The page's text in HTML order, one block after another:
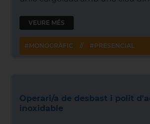
VEURE MÉS
#MONOGRÀFIC // #PRESENCIAL
Operari/a de desbast i polit
inoxidable